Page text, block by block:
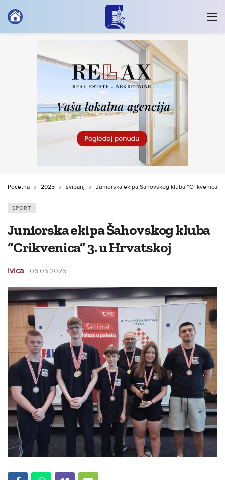
Početna 2025 svibanj Juniorska ekipa Šahovskog kluba “Crikvenica”
SPORT
Juniorska ekipa Šahovskog kluba
“Crikvenica” 3. u Hrvatskoj
ivica 06.05.2025